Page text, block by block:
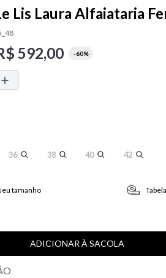
Lis Laura Alfaiataria
592,00 -60%
36 38 40 42
tamanho
ADICIONAR À SACOLA